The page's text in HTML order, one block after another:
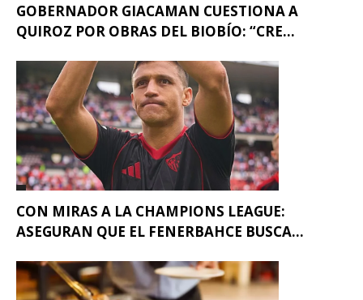
GOBERNADOR GIACAMAN CUESTIONA A
QUIROZ POR OBRAS DEL BIOBÍO: “CRE...
CON MIRAS A LA CHAMPIONS LEAGUE:
ASEGURAN QUE EL FENERBAHCE BUSCA...